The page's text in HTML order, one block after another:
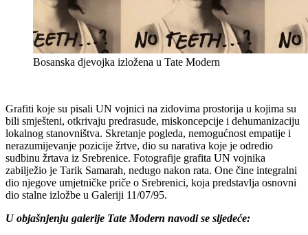
Bosanska djevojka izložena u Tate Modern
Grafiti koje su pisali UN vojnici na zidovima prostorija u kojima su
bili smješteni, otkrivaju predrasude, miskoncepcije i dehumanizaciju
lokalnog stanovništva. Skretanje pogleda, nemogućnost empatije i
nerazumijevanje pozicije žrtve, dio su narativa koje je odredio
sudbinu žrtava iz Srebrenice. Fotografije grafita UN vojnika
zabilježio je Tarik Samarah, nedugo nakon rata. One čine integralni
dio njegove umjetničke priče o Srebrenici, koja predstavlja osnovni
dio stalne izložbe u Galeriji 11/07/95.
U objašnjenju galerije Tate Modern navodi se sljedeće: